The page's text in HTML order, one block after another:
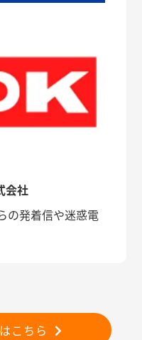
会社
の発着信や迷惑電
こちら